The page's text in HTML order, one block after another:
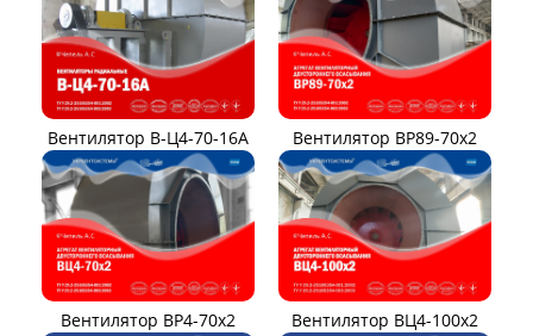
Вентилятор В-Ц4-70-16А Вентилятор ВР89-70x2
Вентилятор ВР4-70x2 Вентилятор ВЦ4-100х2